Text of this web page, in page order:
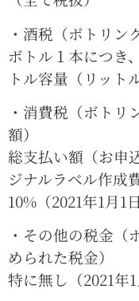
・酒税（ボトリン
ボトル１本につ
トル容量（リットル
・消費税（ボトリ
額）
総支払い額（お申
ジナルラベル作成
10%（2021年1月1
・その他の税金（
められた税金）
特に無し（2021年1